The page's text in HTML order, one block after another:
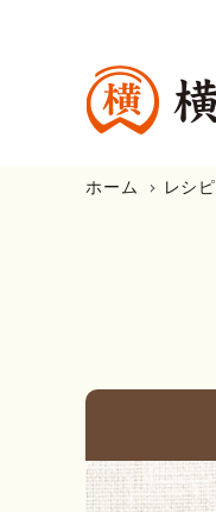
ホーム レシピ